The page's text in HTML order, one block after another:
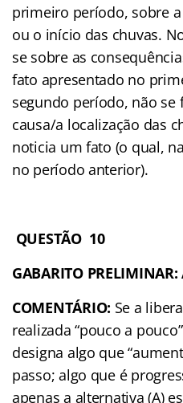
primeiro período, sobre
ou o início das chuvas.
se sobre as
fato apresentado no
segundo período, não
causa/a localização das
noticia um fato (o qual,
no período anterior).
QUESTÃO 10
GABARITO PRELIMINAR:
COMENTÁRIO: Se a
realizada “pouco a
designa algo que
passo; algo que é
apenas a alternativa (A)